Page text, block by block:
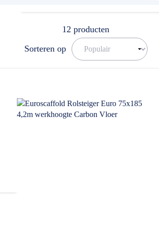
12 producten
Sorteren op